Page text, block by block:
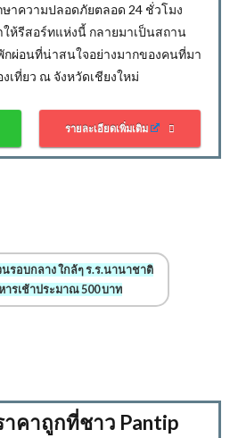
ษาความปลอดภัยตลอด 24 ชั่วโมง
ให้รีสอร์ทแห่งนี้ กลายมาเป็นสถาน
กผ่อนที่น่าสนใจอย่างมากของคนที่มา
งเที่ยว ณ จังหวัดเชียงใหม่
รายละเอียดเพิ่มเติม
นรอบกลาง ใกล้ๆ ร.ร.นานาชาติ
รเช้าประมาณ 500 บาท
คาถูกที่ชาว Pantip